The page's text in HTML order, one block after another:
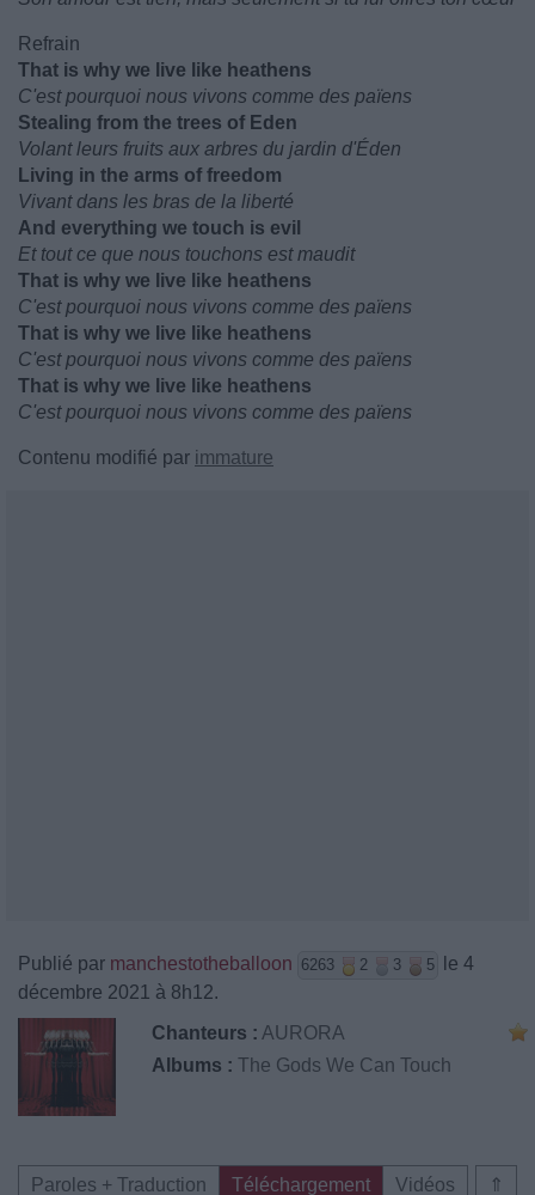
Refrain
That is why we live like heathens
C'est pourquoi nous vivons comme des païens
Stealing from the trees of Eden
Volant leurs fruits aux arbres du jardin d'Éden
Living in the arms of freedom
Vivant dans les bras de la liberté
And everything we touch is evil
Et tout ce que nous touchons est maudit
That is why we live like heathens
C'est pourquoi nous vivons comme des païens
That is why we live like heathens
C'est pourquoi nous vivons comme des païens
That is why we live like heathens
C'est pourquoi nous vivons comme des païens
Contenu modifié par immature
Publié par manchestotheballoon 6263 2 3 5
le 4
décembre 2021 à 8h12.
Chanteurs : AURORA
Albums : The Gods We Can Touch
⇑
Paroles + Traduction Téléchargement
Vidéos